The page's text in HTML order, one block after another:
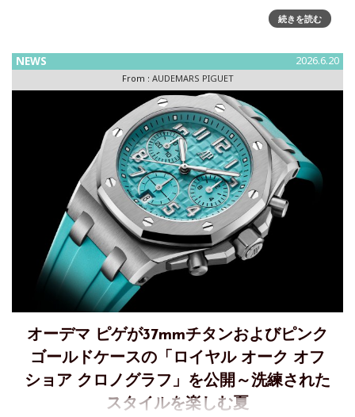
大胆な自由、鮮烈な色彩：ロイヤル オーク オフショア クロ
ノグラフ オーデマ ピゲは、夏らしいカラーに彩られた42mm
続きを読む
NEWS 2026.6.20
From : AUDEMARS PIGUET
オーデマ ピゲが37mmチタンおよびピンク
ゴールドケースの「ロイヤル オーク オフ
ショア クロノグラフ」を公開～洗練された
スタイルを楽しむ夏